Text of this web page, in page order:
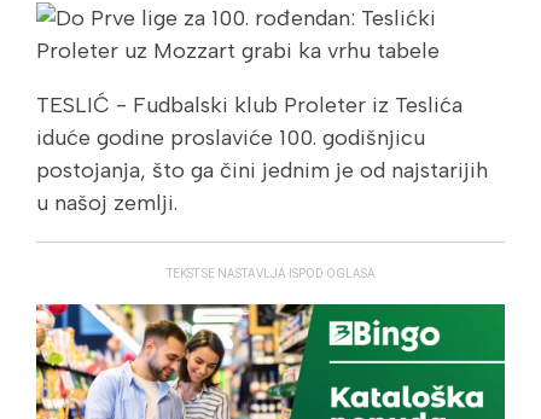
TESLIĆ - Fudbalski klub Proleter iz Teslića
iduće godine proslaviće 100. godišnjicu
postojanja, što ga čini jednim je od najstarijih
u našoj zemlji.
TEKST SE NASTAVLJA ISPOD OGLASA